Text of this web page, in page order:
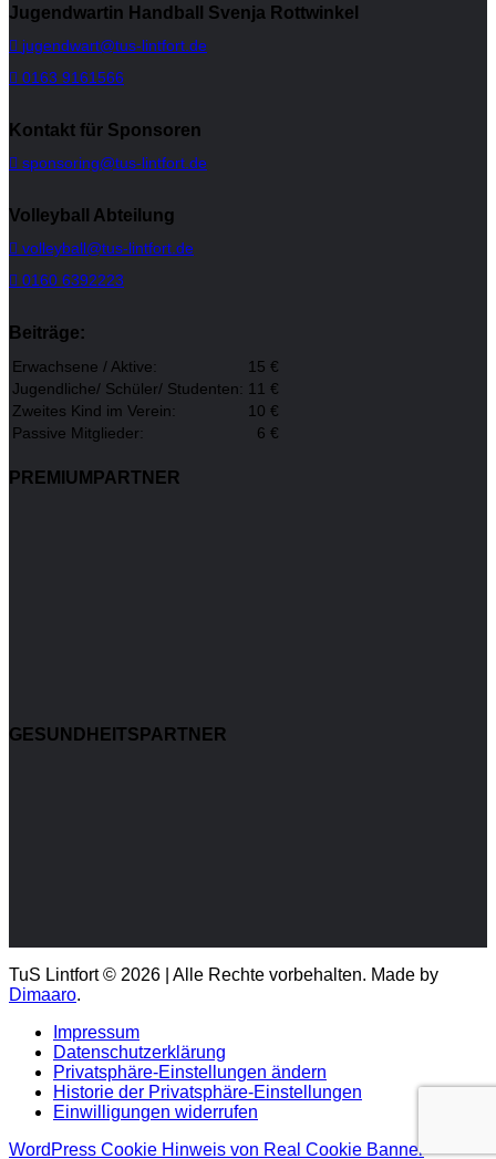
Jugendwartin Handball Svenja Rottwinkel
jugendwart@tus-lintfort.de
0163 9161566
Kontakt für Sponsoren
sponsoring@tus-lintfort.de
Volleyball Abteilung
volleyball@tus-lintfort.de
0160 6392223
Beiträge:
Erwachsene / Aktive:
15 €
Jugendliche/ Schüler/ Studenten: 11 €
Zweites Kind im Verein:
10 €
Passive Mitglieder:
6 €
PREMIUMPARTNER
GESUNDHEITSPARTNER
TuS Lintfort © 2026 | Alle Rechte vorbehalten. Made by
Dimaaro.
Impressum
Datenschutzerklärung
Privatsphäre-Einstellungen ändern
Historie der Privatsphäre-Einstellungen
Einwilligungen widerrufen
WordPress Cookie Hinweis von Real Cookie Banner